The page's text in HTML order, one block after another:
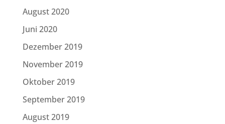
August 2020
Juni 2020
Dezember 2019
November 2019
Oktober 2019
September 2019
August 2019